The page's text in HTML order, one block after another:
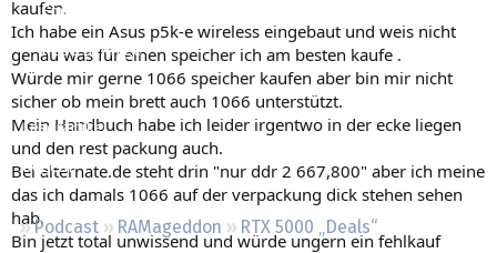
Empfohlene Inhalte
Neue Beiträge
Neueste Aktivitäten
Leserartikel
Regeln
Podcast RAMageddon
RTX 5000 „Deals“
kaufen.
Ich habe ein Asus p5k-e wireless eingebaut und weis nicht
genau was für einen speicher ich am besten kaufe .
Würde mir gerne 1066 speicher kaufen aber bin mir nicht
sicher ob mein brett auch 1066 unterstützt.
Mein Handbuch habe ich leider irgentwo in der ecke liegen
und den rest packung auch.
Bei alternate.de steht drin "nur ddr 2 667,800" aber ich meine
das ich damals 1066 auf der verpackung dick stehen sehen
hab.
Bin jetzt total unwissend und würde ungern ein fehlkauf